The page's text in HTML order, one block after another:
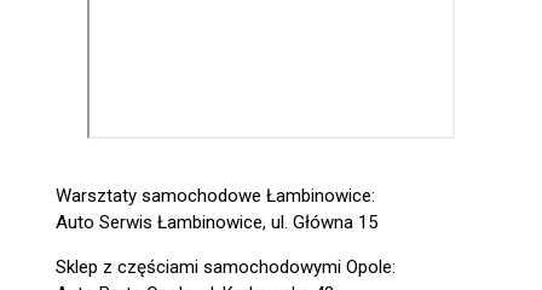
Warsztaty samochodowe Łambinowice:
Auto Serwis Łambinowice, ul. Główna 15
Sklep z częściami samochodowymi Opole: